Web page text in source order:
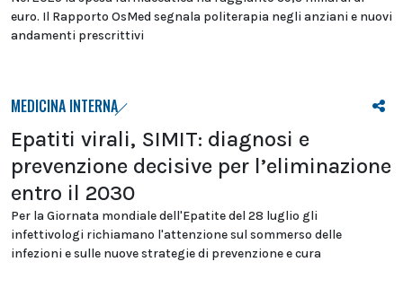
euro. Il Rapporto OsMed segnala politerapia negli anziani e nuovi
andamenti prescrittivi
MEDICINA INTERNA
Epatiti virali, SIMIT: diagnosi e
prevenzione decisive per l’eliminazione
entro il 2030
Per la Giornata mondiale dell'Epatite del 28 luglio gli
infettivologi richiamano l'attenzione sul sommerso delle
infezioni e sulle nuove strategie di prevenzione e cura